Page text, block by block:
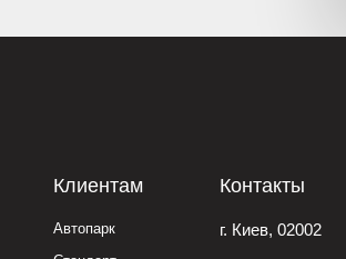
Клиентам
Автопарк
Контакты
г. Киев, 02002